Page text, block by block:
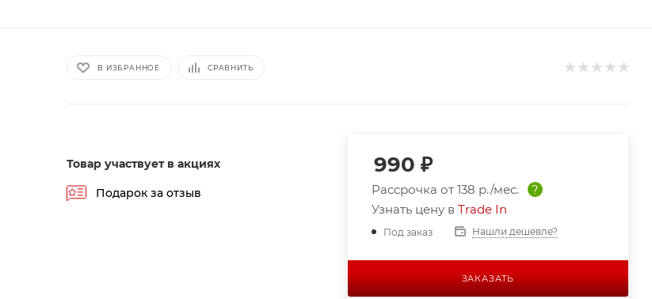
В ИЗБРАННОЕ СРАВНИТЬ
Товар участвует в акциях
Подарок за отзыв
990 ₽
Рассрочка от 138 р./мес.
?
Узнать цену в Trade In
Под заказ Нашли дешевле?
ЗАКАЗАТЬ